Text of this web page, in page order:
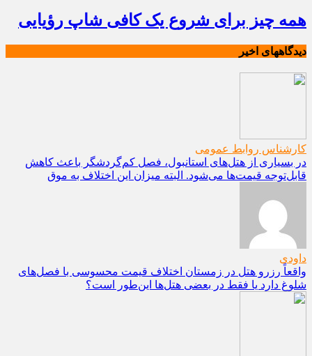
همه چیز برای شروع یک کافی شاپ رؤیایی
دیدگاههای اخیر
کارشناس روابط عمومی
در بسیاری از هتل‌های استانبول، فصل کم‌گردشگر باعث کاهش
قابل‌توجه قیمت‌ها می‌شود. البته میزان این اختلاف به موق
داودی
واقعاً رزرو هتل در زمستان اختلاف قیمت محسوسی با فصل‌های
شلوغ دارد یا فقط در بعضی هتل‌ها این‌طور است؟